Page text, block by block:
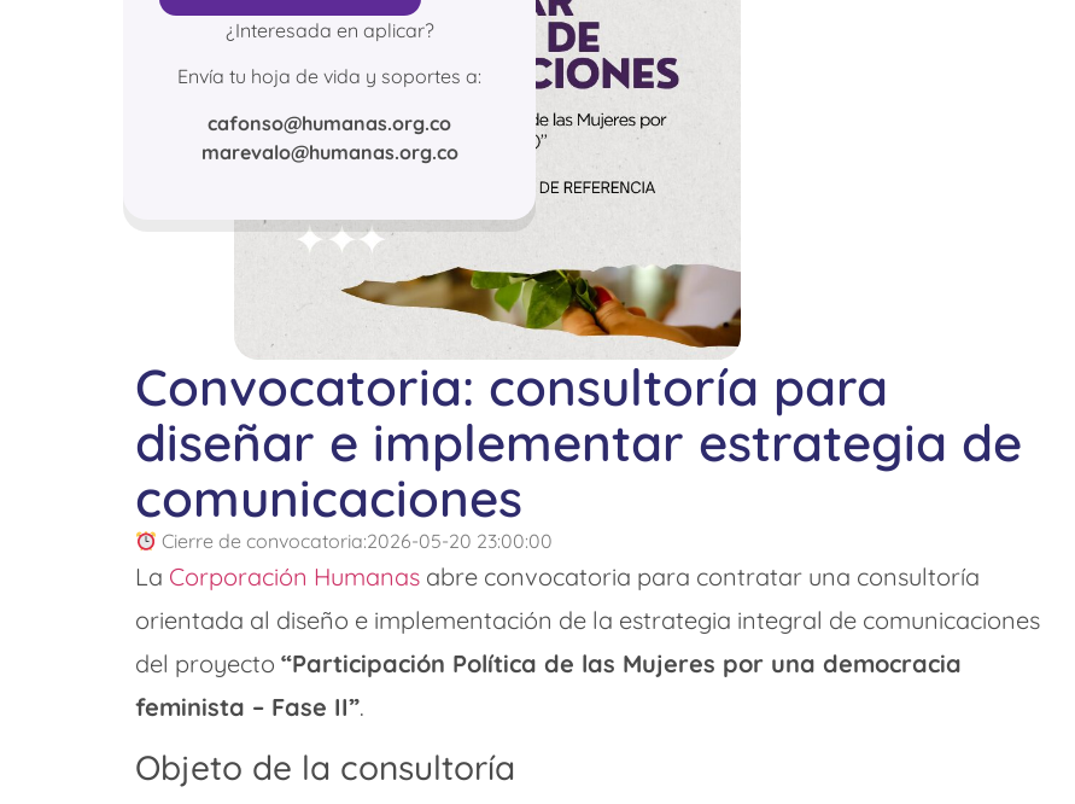
Convocatoria: consultoría para
diseñar e implementar estrategia de
comunicaciones
Cierre de convocatoria:2026-05-20 23:00:00
La Corporación Humanas abre convocatoria para contratar una consultoría
orientada al diseño e implementación de la estrategia integral de comunicaciones
del proyecto “Participación Política de las Mujeres por una democracia
feminista – Fase II”.
Objeto de la consultoría
¿Interesada en aplicar?
Envía tu hoja de vida y soportes a:
cafonso@humanas.org.co
marevalo@humanas.org.co